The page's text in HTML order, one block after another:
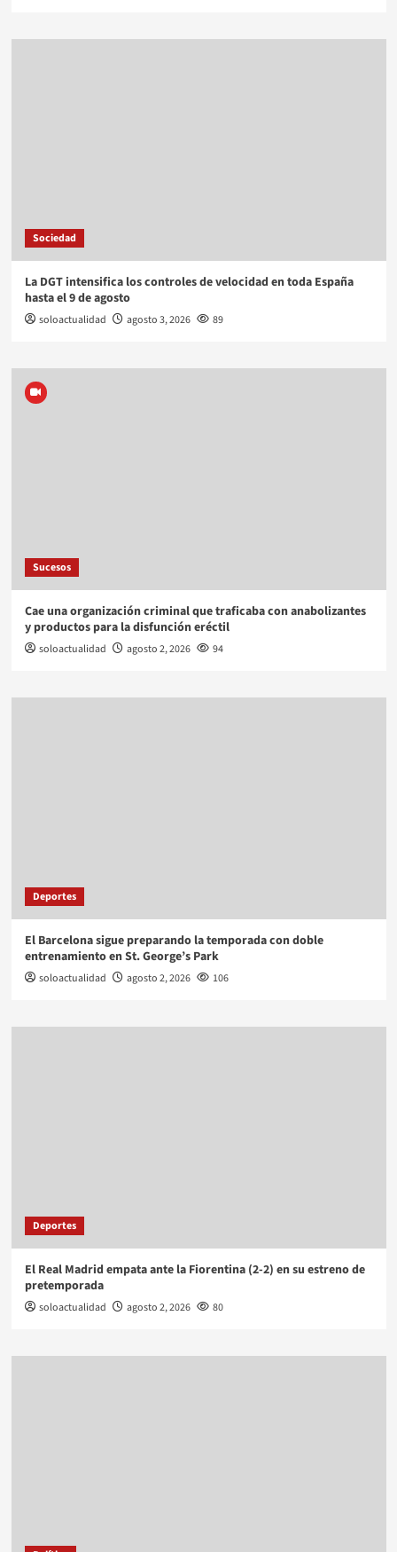
Sociedad
La DGT intensifica los controles de velocidad en toda España
hasta el 9 de agosto
soloactualidad agosto 3, 2026 89
Sucesos
Cae una organización criminal que traficaba con anabolizantes
y productos para la disfunción eréctil
soloactualidad agosto 2, 2026 94
Deportes
El Barcelona sigue preparando la temporada con doble
entrenamiento en St. George’s Park
soloactualidad agosto 2, 2026 106
Deportes
El Real Madrid empata ante la Fiorentina (2-2) en su estreno de
pretemporada
soloactualidad agosto 2, 2026 80